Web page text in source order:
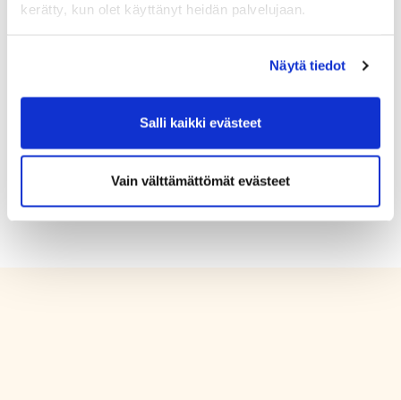
kerätty, kun olet käyttänyt heidän palvelujaan.
Näytä tiedot
Salli kaikki evästeet
Vain välttämättömät evästeet
Gratinoitu uunimakkara (G,L)
Punajuurta ja vuohenjuustoa (G,L)
Perunamuusi (G,L)